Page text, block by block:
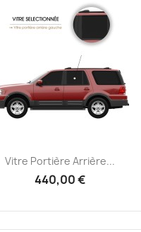
Vitre Portière Arrière...
440,00 €